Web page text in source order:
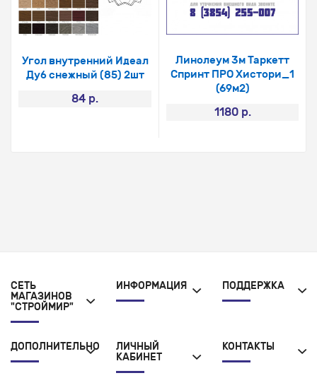
Угол внутренний Идеал
Дуб снежный (85) 2шт
84 р.
Линолеум 3м Таркетт
Спринт ПРО Хистори_1
(69м2)
1180 р.
СЕТЬ
МАГАЗИНОВ
"СТРОЙМИР"
ИНФОРМАЦИЯ ПОДДЕРЖКА
ДОПОЛНИТЕЛЬНО
ЛИЧНЫЙ
КАБИНЕТ
КОНТАКТЫ